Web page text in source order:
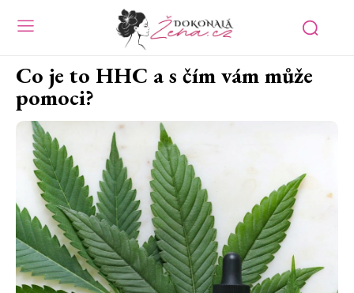
Co je to HHC a s čím vám může
pomoci?